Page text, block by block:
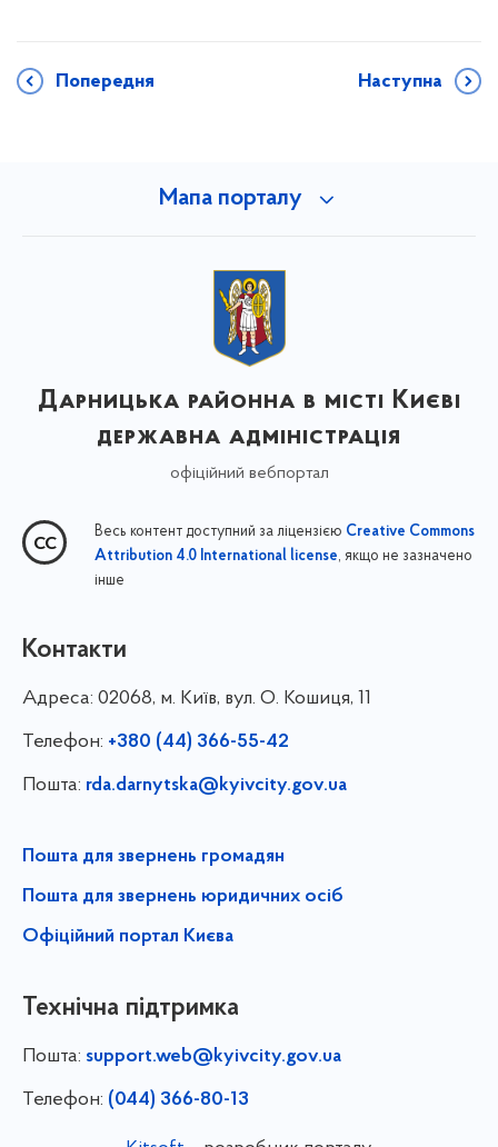
Попередня Наступна
Мапа порталу
Дарницька районна в місті Києві
державна адміністрація
офіційний вебпортал
Весь контент доступний за ліцензією Creative Commons
Attribution 4.0 International license, якщо не зазначено
інше
Контакти
Адреса: 02068, м. Київ, вул. О. Кошиця, 11
Телефон: +380 (44) 366-55-42
Пошта: rda.darnytska@kyivcity.gov.ua
Пошта для звернень громадян
Пошта для звернень юридичних осіб
Офіційний портал Києва
Технічна підтримка
Пошта: support.web@kyivcity.gov.ua
Телефон: (044) 366-80-13